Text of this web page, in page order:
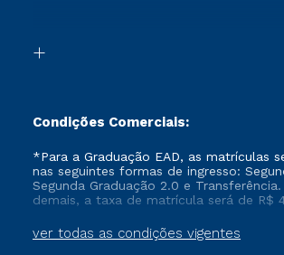
Formação Pedagógica - R2
Condições Comerciais:
ver todas as condições vigentes
*Para a Graduação EAD, as matrículas
nas seguintes formas de ingresso:
Segunda Graduação 2.0 e
demais, a taxa de matrícula será de R$